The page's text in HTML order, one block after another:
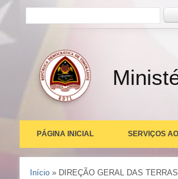
Formulário de busca
PÁGINA INICIAL SERVIÇOS
Você está aqui
Início » DIREÇÃO GERAL DAS